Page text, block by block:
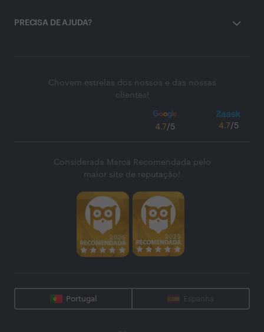
PRECISA DE AJUDA?
Chovem estrelas dos nossos e das nossas
clientes!
4.7/5 4.7/5
Considerada Marca Recomendada pelo
maior site de reputação!
Portugal Espanha